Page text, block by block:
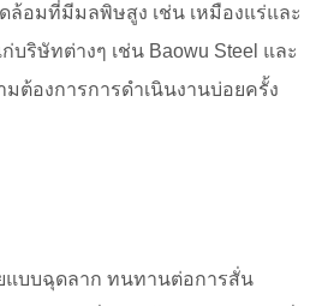
ล้อมที่มีมลพิษสูง เช่น เหมืองแร่และ
บริษัทต่างๆ เช่น Baowu Steel และ
ต้องการการดำเนินงานบ่อยครั้ง
บบฉุดลาก ทนทานต่อการสั่น